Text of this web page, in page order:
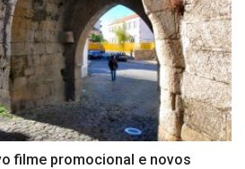
filme promocional e novos